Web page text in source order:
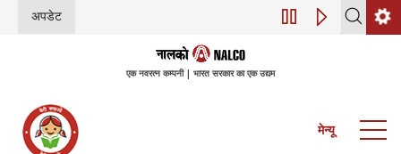
अपडेट डिजिटल परिवर्तन
एक नवरत्न कम्पनी | भारत सरकार का एक उद्यम
मेन्यू